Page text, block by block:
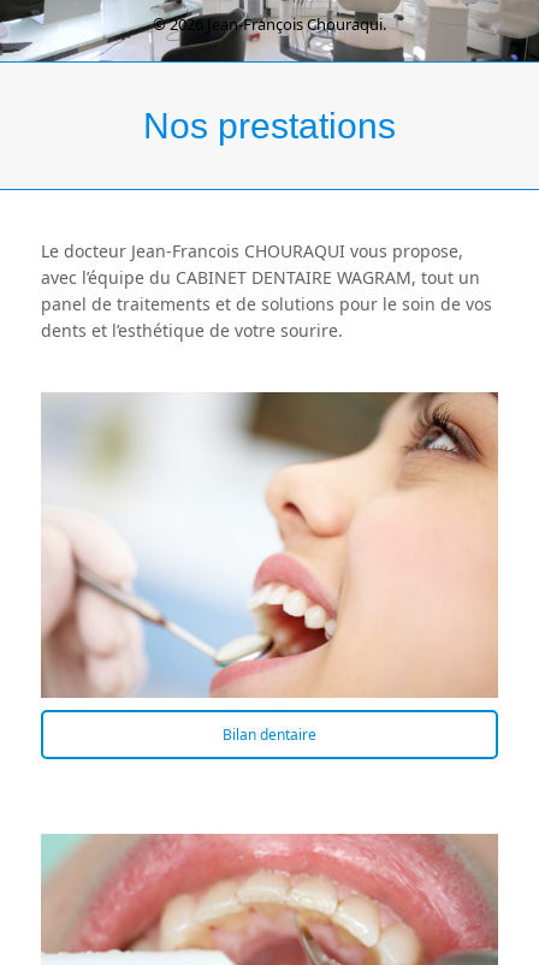
© 2026 Jean-François Chouraqui.
Nos prestations
Le docteur Jean-Francois CHOURAQUI vous propose,
avec l’équipe du CABINET DENTAIRE WAGRAM, tout un
panel de traitements et de solutions pour le soin de vos
dents et l’esthétique de votre sourire.
Bilan dentaire